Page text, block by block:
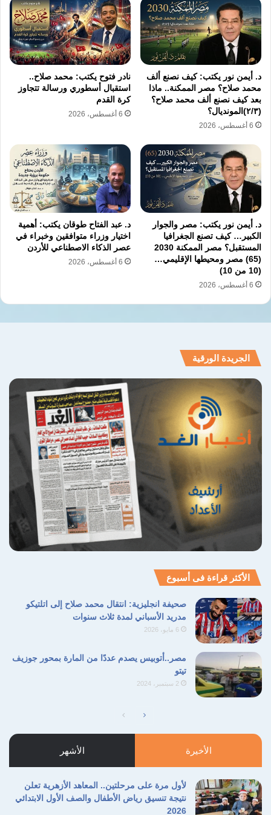
المطارات وتعطلت السياحة وألغيت الاف
الرحلات كما وان تكلفة الحرب اليومية مليار
دولار على امريكا غير الخيارات في الاسهم ،
كما أن استقرار أسعار النفط والغاز اللذان
يعتبران شريان الحياة للاقتصادات الناشئة، قد
تضرر بشدة.
٣. التهجير والنزوح:
تسببت الحرب في تهجير الملايين من السكان،
مما أدى إلى أزمات إنسانية ضخمة في الدول
المجاورة، ولعل ما حدث في لبنان من مقتل
الف من اعضاء حزب الله و جرح اكثر من ثلاثة
الف لبناني مسيحي ومسلم بلا هواده وتكدس
من المناطق في بيروت التي ترزح تحت وطأة
ترهيب الطيران المنخفض وصواريخ إسرائيل
صمت عربي مهين و جامعة عربية مقطوعة
اللسان .
ثانيا : القانون الدولي وحقوق السيادة
في إطار هذا الصراع، تجدر الإشارة إلى أن أرض
السفارات تُعتبر بموجب القانون الدولي أراضي
تابعة للدولة التي أرسلت السفير. ولذلك، فإن
الاعتداءات التي تتعرض لها السفارات، مثل تلك
التي تقع في الدول العربية، لا تُعتبر اعتداءً على
العسكرية الأمريكية والتى منها انطلقت الطائرات و
الصواريخ لقصف ايران ، وهو ما تبرر به ايران
صواريخها و مسيراتها المنطلقة باتجاه تلك القواعد
معتبرة أن ذلك حق دفاع مشروع و ليس اعتداءا
على دول الجوار وهو ما تنكره الدول العربية التى
بعضها يسقط الصواريخ الإيرانية دفاعا عن إسرائيل
ثالثا الاعتداءات الإيرانية ام
اعتداءات صهيونية أمريكية ؟
د. أيمن نور يكتب: كيف نصنع ألف
محمد صلاح؟ مصر الممكنة.. ماذا
بعد كيف نصنع ألف محمد صلاح؟
(٢/٣)المونديال؟
6 أغسطس، 2026
نادر فتوح يكتب: محمد صلاح..
استقبال أسطوري ورسالة تتجاوز
كرة القدم
6 أغسطس، 2026
د. أيمن نور يكتب: مصر والجوار
الكبير… كيف تصنع الجغرافيا
المستقبل؟ مصر الممكنة 2030
(65) مصر ومحيطها الإقليمي…
(10 من 10)
6 أغسطس، 2026
د. عبد الفتاح طوقان يكتب: أهمية
اختيار وزراء متوافقين وخبراء في
عصر الذكاء الاصطناعي للأردن
6 أغسطس، 2026
الجريدة الورقية
الأكثر قراءة فى أسبوع
صحيفة انجليزية: انتقال محمد صلاح إلى اتلتيكو
مدريد الأسباني لمدة ثلاث سنوات
6 مايو، 2026
مصر..أتوبيس يصدم عددًا من المارة بمحور جوزيف
تيتو
2 سبتمبر، 2024
الصفحة
السابقة
الصفحة
التالية
الأخيرة الأشهر
لأول مرة على مرحلتين.. المعاهد الأزهرية تعلن
نتيجة تنسيق رياض الأطفال والصف الأول الابتدائي
2026